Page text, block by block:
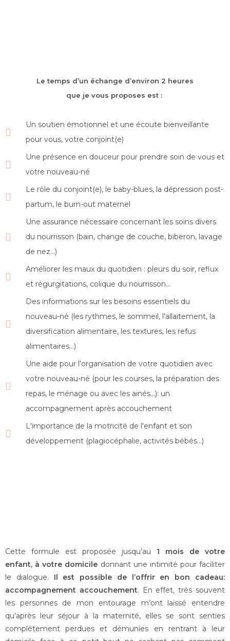
Le temps d’un échange d’environ 2 heures
que je vous proposes est :
Un soutien émotionnel et une écoute bienveillante
pour vous, votre conjoint(e)
Une présence en douceur pour prendre soin de vous et
votre nouveau-né
Le rôle du conjoint(e), le baby-blues, la dépression post-
partum, le burn-out maternel
Une assurance nécessaire concernant les soins divers
du nourrisson (bain, change de couche, biberon, lavage
de nez...)
Améliorer les maux du quotidien : pleurs du soir, reflux
et régurgitations, colique du nourrisson...
Des informations sur les besoins essentiels du
nouveau-né (les rythmes, le sommeil, l'allaitement, la
diversification alimentaire, les textures, les refus
alimentaires...)
Une aide pour l'organisation de votre quotidien avec
votre nouveau-né (pour les courses, la préparation des
repas, le ménage ou avec les ainés...): un
accompagnement après accouchement
L'importance de la motricité de l'enfant et son
développement (plagiocéphalie, activités bébés...)
Cette formule est proposée jusqu’au 1 mois de votre
enfant, à votre domicile donnant une intimité pour faciliter
le dialogue. Il est possible de l’offrir en bon cadeau:
accompagnement accouchement. En effet, très souvent
les personnes de mon entourage m’ont laissé entendre
qu’après leur séjour à la maternité, elles se sont senties
complétement perdues et démunies en rentrant à leur